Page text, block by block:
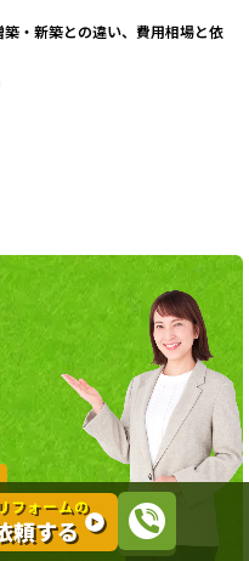
・新築との違い、費用相場と依
フォームの
頼する